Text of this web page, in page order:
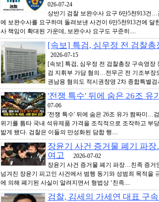
026-07-24
상반기 검찰 보완수사 요구 6만5천913건
에 보완수사를 요구하며 돌려보낸 사건이 6만5천913건에
사 책임이 확대된 가운데, 보완수사 요구도 꾸준히....
[속보] 특검, 심우정 전 검찰
2026-07-15
[속보] 특검, 심우정 전 검찰총장 구속영장
검 지휘부 가담 혐의…전무곤 전 기조부장
권남용 혐의도 적시권창영 2차 종합특별검
'전쟁 특수' 뒤에 숨은 26조 유
07-06
'전쟁 특수' 뒤에 숨은 26조 유가 짬짜미…
위기를 틈타 국내 석유제품 가격을 조직적으로 조작하고 부
밟게 됐다. 검찰은 이들의 만성화된 담합 행....
장윤기 사건 증거물 폐기 파
여고 2026-07-02
장윤기 사건 증거물 폐기 파장…친족 증거
넘겨진 장윤기 피고인 사건에서 범행 동기와 성범죄 목적을
에 의해 폐기된 사실이 알려지면서 형법상 ‘친족....
검찰, 김세의 가세연 대표 구